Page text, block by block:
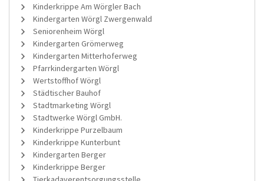
Kinderkrippe Am Wörgler Bach
Kindergarten Wörgl Zwergenwald
Seniorenheim Wörgl
Kindergarten Grömerweg
Kindergarten Mitterhoferweg
Pfarrkindergarten Wörgl
Wertstoffhof Wörgl
Städtischer Bauhof
Stadtmarketing Wörgl
Stadtwerke Wörgl GmbH.
Kinderkrippe Purzelbaum
Kinderkrippe Kunterbunt
Kindergarten Berger
Kinderkrippe Berger